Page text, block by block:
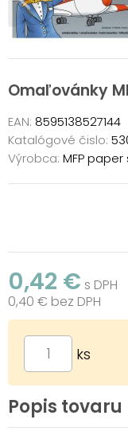
Omaľovánky
EAN: 8595138527144
Katalógové čislo:
Výrobca: MFP paper
0,42 € s DPH
0,40 € bez DPH
ks
Popis tovaru